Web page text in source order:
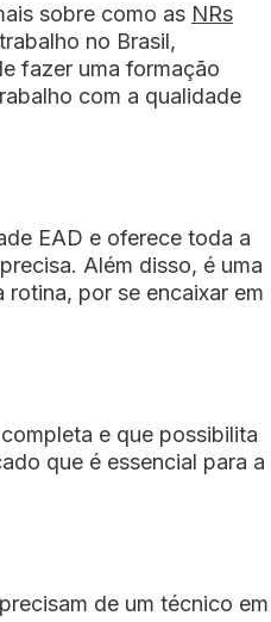
sobre como as NRs
no Brasil,
fazer uma formação
com a qualidade
EAD e oferece toda a
Além disso, é uma
por se encaixar em
e que possibilita
que é essencial para a
de um técnico em